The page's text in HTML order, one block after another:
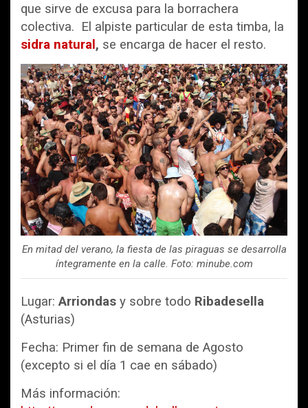
que sirve de excusa para la borrachera
colectiva. El alpiste particular de esta timba, la
sidra natural , se encarga de hacer el resto.
En mitad del verano, la fiesta de las piraguas se desarrolla
íntegramente en la calle. Foto: minube.com
Lugar:Arriondas y sobre todo Ribadesella
(Asturias)
Fecha: Primer fin de semana de Agosto
(excepto si el día 1 cae en sábado)
Más información: